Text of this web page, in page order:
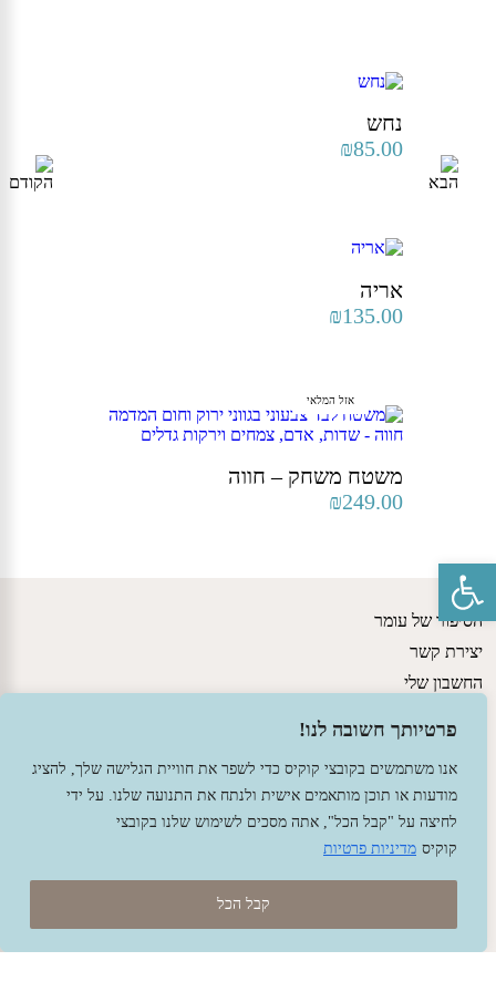
פרטיותך חשובה לנו!
אנו משתמשים בקובצי קוקיס כדי לשפר את חוויית הגלישה שלך, להציג
מודעות או תוכן מותאמים אישית ולנתח את התנועה שלנו. על ידי
לחיצה על "קבל הכל", אתה מסכים לשימוש שלנו בקובצי
קוקיס מדיניות פרטיות
קבל הכל
נחש
₪85.00
אריה
₪135.00
משטח משחק – חווה
אזל המלאי
₪249.00
הסיפור של עומר
יצירת קשר
החשבון שלי
מדיניות משלוחים ותקנון האתר
הצהרת נגישות
פתח סרגל נגישות